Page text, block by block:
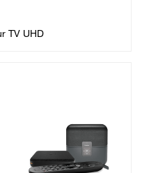
TV UHD
€ par mois, Engagement 12 mois